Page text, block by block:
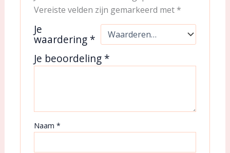
Vereiste velden zijn gemarkeerd met *
Je
waardering *
Je beoordeling *
Naam*